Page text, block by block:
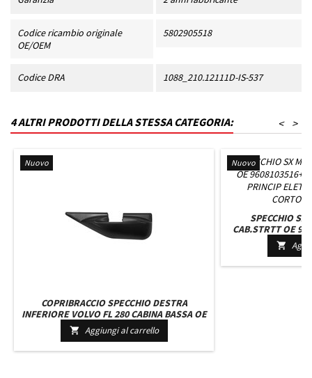
Codice ricambio originale
OE/OEM
5802905518
Codice DRA 1088_210.12111D-IS-537
4 ALTRI PRODOTTI DELLA STESSA CATEGORIA: >
<
Nuovo
COPRIBRACCIO SPECCHIO DESTRA
INFERIORE VOLVO FL 280 CABINA BASSA OE
20708230 - 5010623058 - 1409581 - 1736923
FOTOINCISO
 Aggiungi al carrello
Nuovo
SPECCHIO SX
CAB.STRTT OE
INF.COMPL
BRAC
